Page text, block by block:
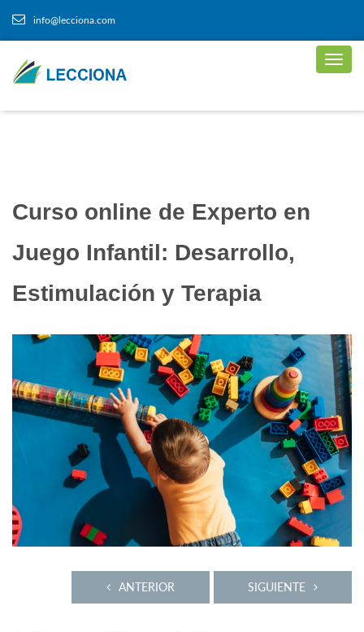
info@lecciona.com
Curso online de Experto en
Juego Infantil: Desarrollo,
Estimulación y Terapia
SIGUIENTE
ANTERIOR